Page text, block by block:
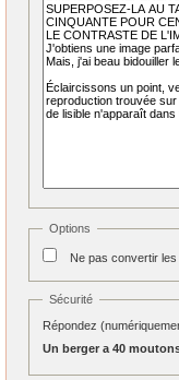
Options
Ne pas convertir
Sécurité
Répondez
Un berger a 40